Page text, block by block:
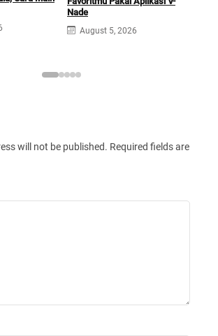
Nade
August 5, 2026
will not be published. Required fields are